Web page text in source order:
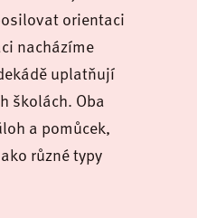
orientaci
nacházíme
uplatňují
školách. Oba
a pomůcek,
různé typy